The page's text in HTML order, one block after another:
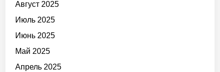
Август 2025
Июль 2025
Июнь 2025
Май 2025
Апрель 2025